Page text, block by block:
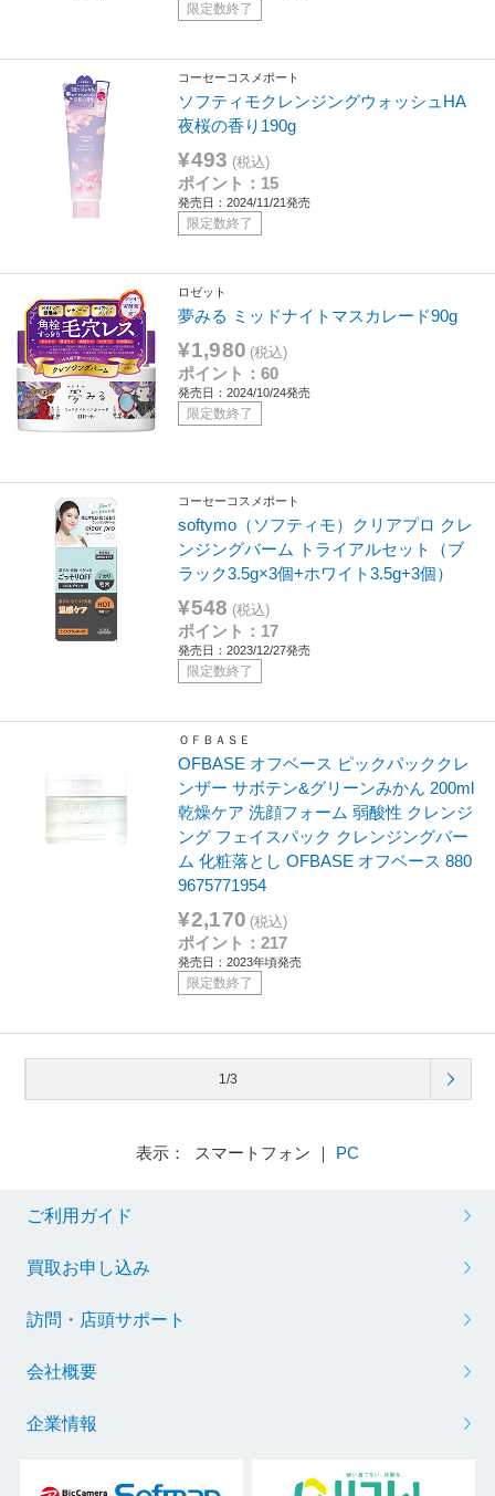
限定数終了
コーセーコスメポート
ソフティモクレンジングウォッシュHA
夜桜の香り190g
¥493 (税込)
ポイント：15
発売日：2024/11/21発売
限定数終了
ロゼット
夢みる ミッドナイトマスカレード90g
¥1,980 (税込)
ポイント：60
発売日：2024/10/24発売
限定数終了
コーセーコスメポート
softymo（ソフティモ）クリアプロ クレ
ンジングバーム トライアルセット（ブ
ラック3.5g×3個+ホワイト3.5g+3個）
¥548 (税込)
ポイント：17
発売日：2023/12/27発売
限定数終了
ＯＦＢＡＳＥ
OFBASE オフベース ピックパッククレ
ンザー サボテン&グリーンみかん 200ml
乾燥ケア 洗顔フォーム 弱酸性 クレンジ
ング フェイスパック クレンジングバー
ム 化粧落とし OFBASE オフベース 880
9675771954
¥2,170 (税込)
ポイント：217
発売日：2023年頃発売
限定数終了
1/3
表示： スマートフォン ｜ PC
ご利用ガイド
買取お申し込み
訪問・店頭サポート
会社概要
企業情報